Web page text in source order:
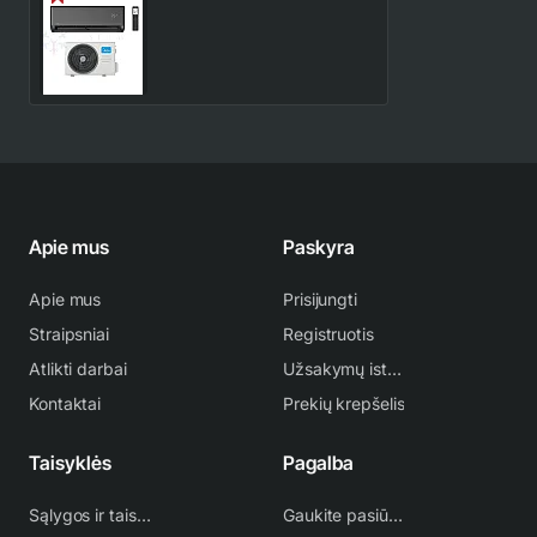
Apie mus
Apie mus
Straipsniai
Atlikti darbai
Kontaktai
Paskyra
Prisijungti
Registruotis
Užsakymų istorija
Prekių krepšelis
Taisyklės
Sąlygos ir taisyklės
Pagalba
Gaukite pasiūlymą